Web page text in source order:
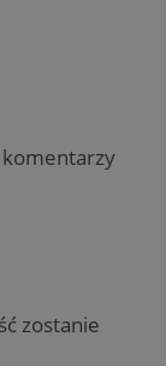
zostanie